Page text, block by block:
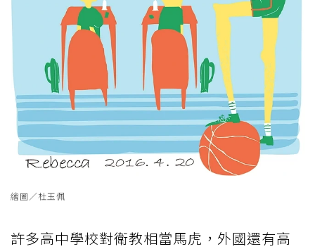
繪圖／杜玉佩
許多高中學校對衛教相當馬虎，外國還有高